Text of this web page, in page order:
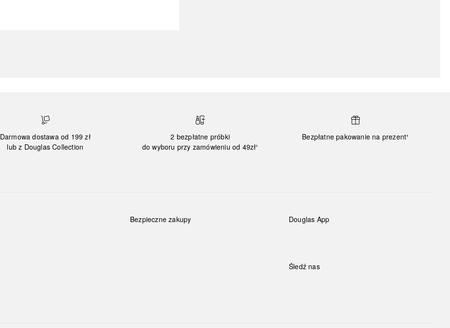
Darmowa dostawa od 199 zł
lub z Douglas Collection
2 bezpłatne próbki
do wyboru przy zamówieniu od 49zł¹
Bezpłatne pakowanie na prezent¹
Bezpieczne zakupy Douglas App
Śledź nas